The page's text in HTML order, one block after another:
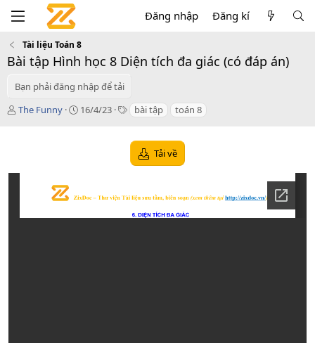
Đăng nhập Đăng kí
Tài liệu Toán 8
Bài tập Hình học 8 Diện tích đa giác (có đáp án)
Bạn phải đăng nhập để tải
T
ả
The Funny
C
n
16/4/23
T
s
bài tập toán 8
Tải về